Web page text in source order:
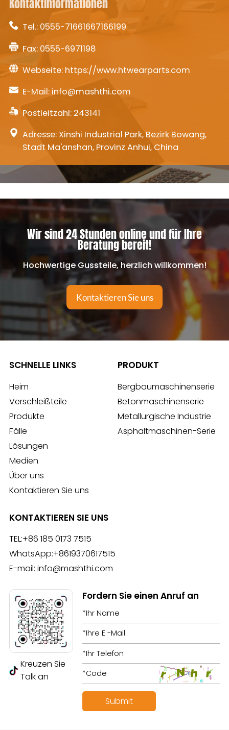
Kontaktinformationen
Tel.: 0555-71661667166199
Fax: 0555-6971198
Webseite: https://www.htwearparts.com
E-Mail: info@mashthi.com
Postleitzahl: 243141
Adresse: Xinshi Industrial Park, Bezirk Bowang,
Stadt Ma'anshan, Provinz Anhui, China
Wir sind 24 Stunden online und für Ihre
Beratung bereit!
Hochwertige Gussteile, herzlich willkommen!
Kontaktieren Sie uns
SCHNELLE LINKS
Heim
Verschleißteile
Produkte
Fälle
Lösungen
Medien
Über uns
Kontaktieren Sie uns
PRODUKT
Bergbaumaschinenserie
Betonmaschinenserie
Metallurgische Industrie
Asphaltmaschinen-Serie
KONTAKTIEREN SIE UNS
TEL:+86 185 0173 7515
WhatsApp:+8619370617515
E-mail: info@mashthi.com
Kreuzen Sie
Talk an
Fordern Sie einen Anruf an